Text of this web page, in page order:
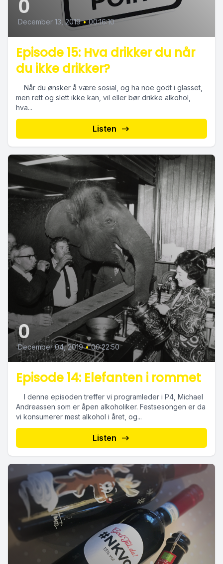
0
December 13, 2019 • 00:16:10
Episode 15: Hva drikker du når
du ikke drikker?
Når du ønsker å være sosial, og ha noe godt i glasset,
men rett og slett ikke kan, vil eller bør drikke alkohol,
hva...
Listen
0
December 04, 2019 • 00:22:50
Episode 14: Elefanten i rommet
I denne episoden treffer vi programleder i P4, Michael
Andreassen som er åpen alkoholiker. Festsesongen er da
vi konsumerer mest alkohol i året, og...
Listen